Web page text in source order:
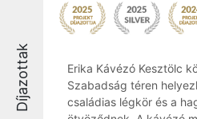
Díjazottak
Erika Kávézó Kesztölc
Szabadság téren
családias légkör és a